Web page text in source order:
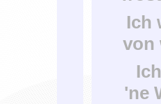
Ich
von
'ne